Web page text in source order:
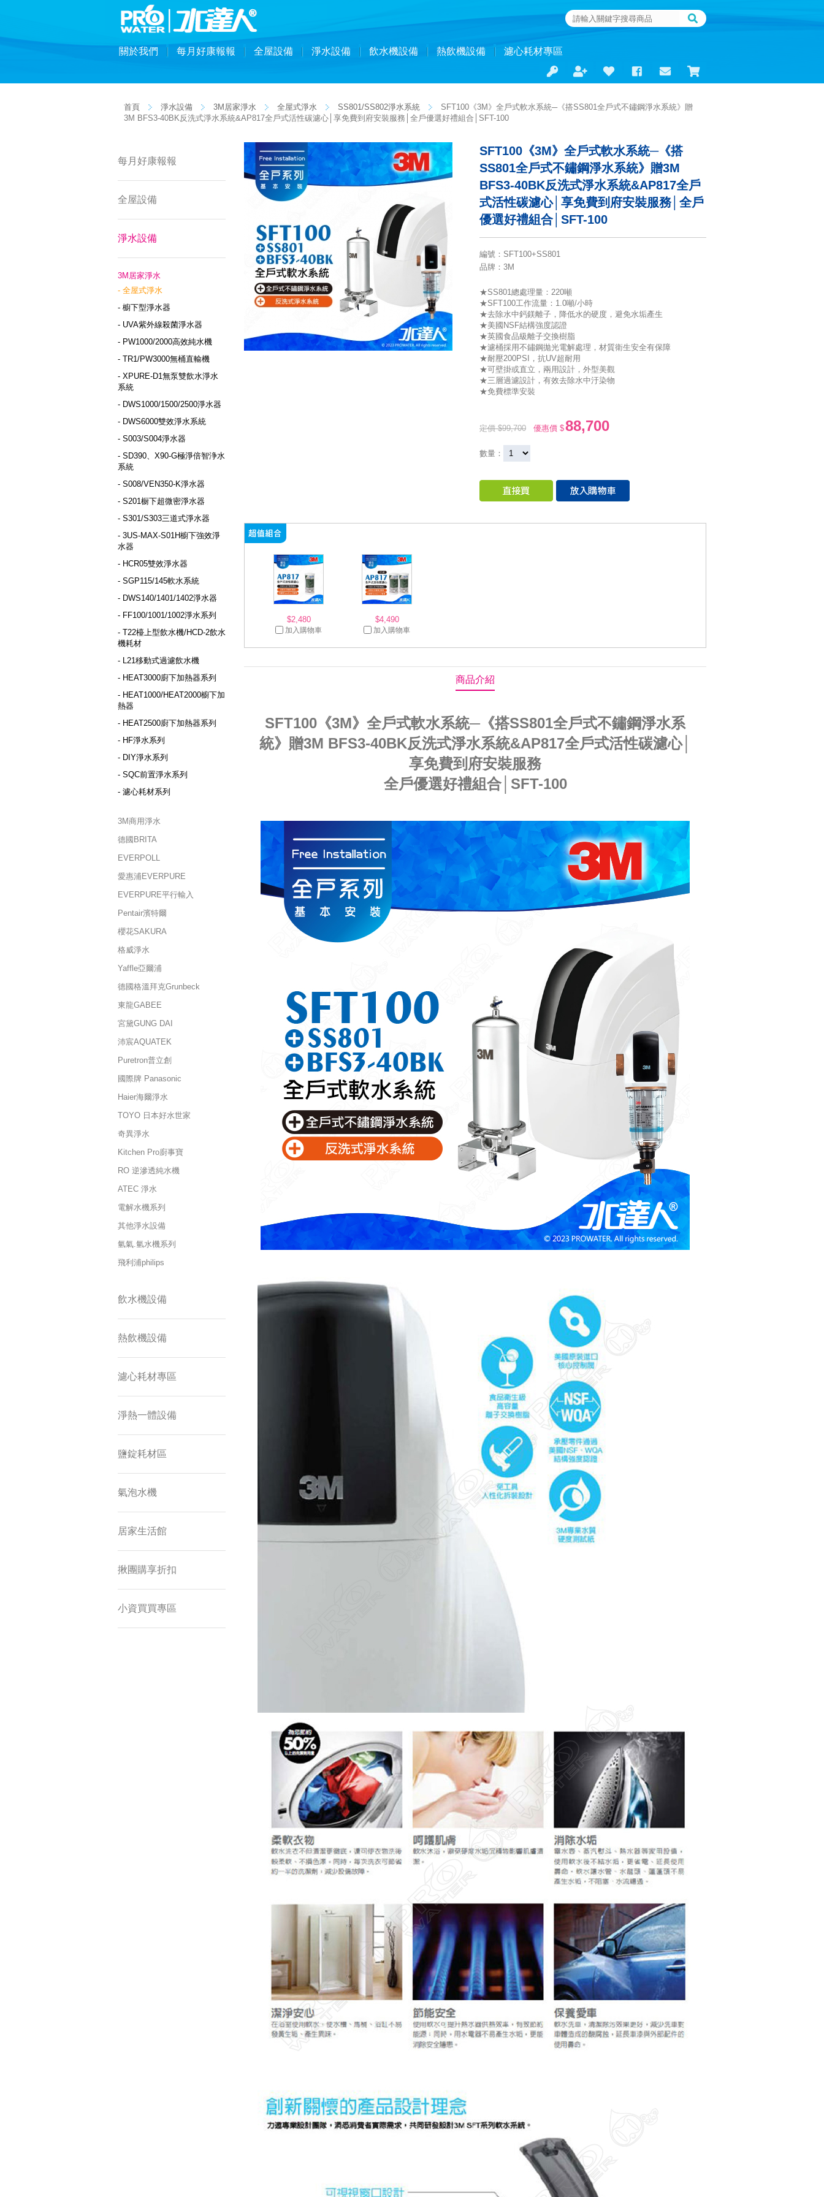
關於我們 每月好康報報 全屋設備 淨水設備 飲水機設備 熱飲機設備 濾心耗材專區
首頁 淨水設備 3M居家淨水 全屋式淨水 SS801/SS802淨水系統
SFT100《3M》全戶式軟水系統─《搭SS801全戶式不鏽鋼淨水系統》贈
3M BFS3-40BK反洗式淨水系統&AP817全戶式活性碳濾心│享免費到府安裝服務│全戶優選好禮組合│SFT-100
每月好康報報
全屋設備
淨水設備
3M居家淨水
- 全屋式淨水
- 櫥下型淨水器
- UVA紫外線殺菌淨水器
- PW1000/2000高效純水機
- TR1/PW3000無桶直輸機
- XPURE-D1無泵雙飲水淨水
系統
- DWS1000/1500/2500淨水器
- DWS6000雙效淨水系統
- S003/S004淨水器
- SD390、X90-G極淨倍智浄水
系統
- S008/VEN350-K淨水器
- S201橱下超微密淨水器
- S301/S303三道式淨水器
- 3US-MAX-S01H櫥下強效淨
水器
- HCR05雙效淨水器
- SGP115/145軟水系統
- DWS140/1401/1402淨水器
- FF100/1001/1002淨水系列
- T22檯上型飲水機/HCD-2飲水
機耗材
- L21移動式過濾飲水機
- HEAT3000廚下加熱器系列
- HEAT1000/HEAT2000櫥下加
熱器
- HEAT2500廚下加熱器系列
- HF淨水系列
- DIY淨水系列
- SQC前置淨水系列
- 濾心耗材系列
3M商用淨水
德國BRITA
EVERPOLL
愛惠浦EVERPURE
EVERPURE平行輸入
Pentair濱特爾
櫻花SAKURA
格威淨水
Yaffle亞爾浦
德國格溫拜克Grunbeck
東龍GABEE
宮黛GUNG DAI
沛宸AQUATEK
Puretron普立創
國際牌 Panasonic
Haier海爾淨水
TOYO 日本好水世家
奇異淨水
Kitchen Pro廚事寶
RO 逆滲透純水機
ATEC 淨水
電解水機系列
其他淨水設備
氫氣.氫水機系列
飛利浦philips
飲水機設備
熱飲機設備
濾心耗材專區
淨熱一體設備
鹽錠耗材區
氣泡水機
居家生活館
揪團購享折扣
小資買買專區
SFT100《3M》全戶式軟水系統─《搭
SS801全戶式不鏽鋼淨水系統》贈3M
BFS3-40BK反洗式淨水系統&AP817全戶
式活性碳濾心│享免費到府安裝服務│全戶
優選好禮組合│SFT-100
編號 ： SFT100+SS801
品牌 ：3M
★SS801總處理量：220噸
★SFT100工作流量：1.0噸/小時
★去除水中鈣鎂離子，降低水的硬度，避免水垢產生
★美國NSF結構強度認證
★英國食品級離子交換樹脂
★濾桶採用不鏽鋼拋光電解處理，材質衛生安全有保障
★耐壓200PSI，抗UV超耐用
★可壁掛或直立，兩用設計，外型美觀
★三層過濾設計，有效去除水中汙染物
★免費標準安裝
定價 $99,700 優惠價 $88,700
數量：
$2,480
加入購物車
$4,490
加入購物車
商品介紹
SFT100《3M》全戶式軟水系統─《搭SS801全戶式不鏽鋼淨水系
統》贈3M BFS3-40BK反洗式淨水系統&AP817全戶式活性碳濾心│
享免費到府安裝服務
全戶優選好禮組合│SFT-100